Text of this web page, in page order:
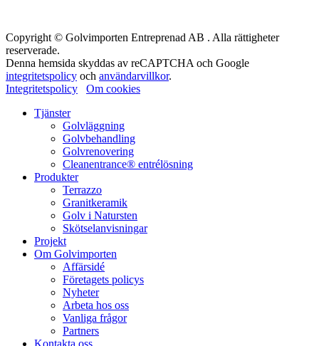
Copyright © Golvimporten Entreprenad AB . Alla rättigheter
reserverade.
Denna hemsida skyddas av reCAPTCHA och Google
integritetspolicy och användarvillkor.
Integritetspolicy
Om cookies
Tjänster
Golvläggning
Golvbehandling
Golvrenovering
Cleanentrance® entrélösning
Produkter
Terrazzo
Granitkeramik
Golv i Natursten
Skötselanvisningar
Projekt
Om Golvimporten
Affärsidé
Företagets policys
Nyheter
Arbeta hos oss
Vanliga frågor
Partners